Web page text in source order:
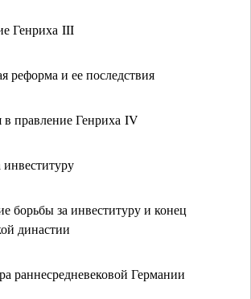
Генриха III
реформа и ее последствия
в правление Генриха IV
инвеституру
борьбы за инвеституру и конец
династии
раннесредневековой Германии